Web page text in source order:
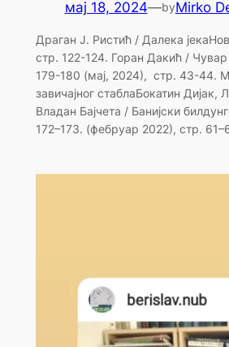
мај 18, 2024—byMirko
Драган Ј. Ристић / Далека
стр. 122-124. Горан Дакић /
179-180 (мај, 2024), стр. 43-44.
завичајног стаблаБокатин
Владан Бајчета / Банијски
172–173. (фебруар 2022), стр.